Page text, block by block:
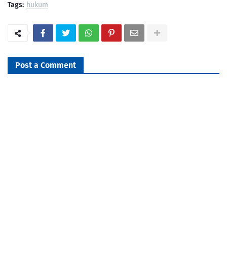
Tags: hukum
Post a Comment